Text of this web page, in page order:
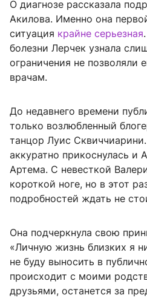
О диагнозе рассказала
Акилова. Именно она
ситуация крайне серьезная
болезни Лерчек узнала
ограничения не позволяли
врачам.
До недавнего времени
только возлюбленный
танцор Луис
аккуратно прикоснулась и
Артема. С невесткой
короткой ноге, но в этот
подробностей ждать не
Она подчеркнула свою
«Личную жизнь близких я
не буду выносить в
происходит с моими
друзьями, останется за